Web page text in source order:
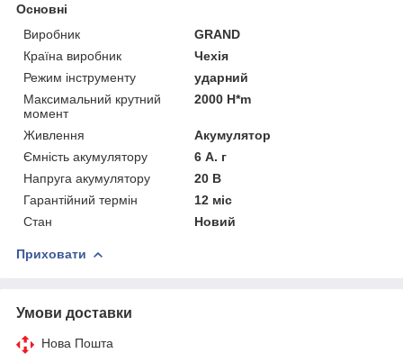
Основні
Виробник
GRAND
Країна виробник
Чехія
Режим інструменту
ударний
Максимальний крутний
момент
2000 H*m
Живлення
Акумулятор
Ємність акумулятору
6 А. г
Напруга акумулятору
20 В
Гарантійний термін
12 міс
Стан
Новий
Приховати
Умови доставки
Нова Пошта